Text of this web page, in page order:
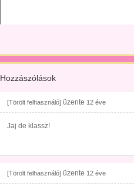
Hozzászólások
[Törölt felhasználó] üzente 12 éve
Jaj de klassz!
[Törölt felhasználó] üzente 12 éve